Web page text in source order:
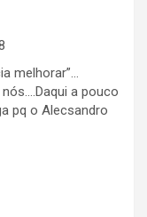
melhorar”…
a pouco
pq o Alecsandro